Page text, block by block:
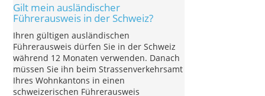
Gilt mein ausländischer
Führerausweis in der Schweiz?
Ihren gültigen ausländischen
Führerausweis dürfen Sie in der Schweiz
während 12 Monaten verwenden. Danach
müssen Sie ihn beim Strassenverkehrsamt
Ihres Wohnkantons in einen
schweizerischen Führerausweis